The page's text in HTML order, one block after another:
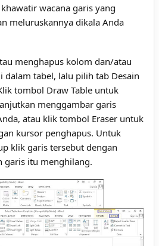
wacana garis yang
meluruskannya dikala Anda
menghapus kolom dan/atau
dalam tabel, lalu pilih tab Desain
tombol Draw Table untuk
menggambar garis
atau klik tombol Eraser untuk
kursor penghapus. Untuk
klik garis tersebut dengan
garis itu menghilang.